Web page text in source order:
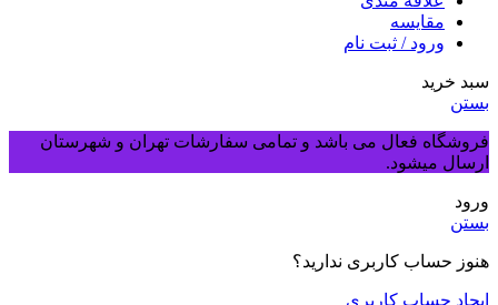
مقایسه
ورود / ثبت نام
سبد خرید
بستن
فروشگاه فعال می باشد و تمامی سفارشات تهران و شهرستان
ارسال میشود.
ورود
بستن
هنوز حساب کاربری ندارید؟
ایجاد حساب کاربری